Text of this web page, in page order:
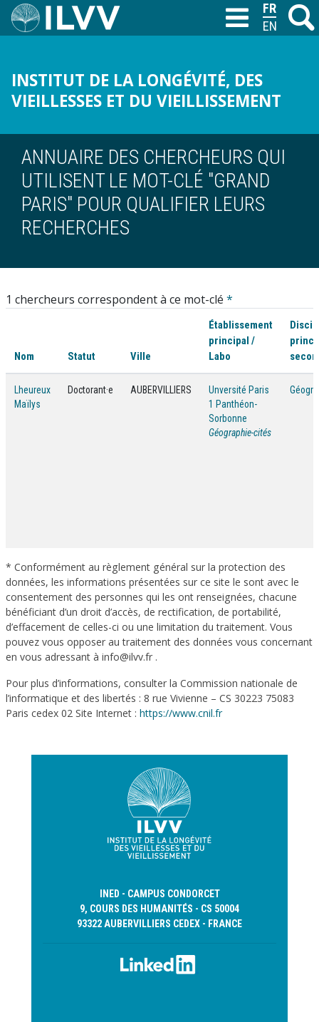
Aller
au
M
INSTITUT DE LA LONGÉVITÉ, DES
VIEILLESSES ET DU VIEILLISSEMENT
T
ANNUAIRE DES CHERCHEURS QUI
UTILISENT LE MOT-CLÉ "GRAND
PARIS" POUR QUALIFIER LEURS
RECHERCHES
1 chercheurs correspondent à ce mot-clé *
Nom Statut Ville
Établissement
principal /
Labo
Lheureux
Maïlys
Doctorant·e AUBERVILLIERS
Unversité Paris
1 Panthéon-
Sorbonne
Géographie-cités
* Conformément au règlement général sur la protection des
données, les informations présentées sur ce site le sont avec le
consentement des personnes qui les ont renseignées, chacune
bénéficiant d’un droit d’accès, de rectification, de portabilité,
d’effacement de celles-ci ou une limitation du traitement. Vous
pouvez vous opposer au traitement des données vous concernant
en vous adressant à info@ilvv.fr .
Pour plus d’informations, consulter la Commission nationale de
l’informatique et des libertés : 8 rue Vivienne – CS 30223 75083
Paris cedex 02 Site Internet : https://www.cnil.fr
INED - CAMPUS CONDORCET
9, COURS DES HUMANITÉS - CS 50004
93322 AUBERVILLIERS CEDEX - FRANCE
FRANÇAIS
ENGLISH